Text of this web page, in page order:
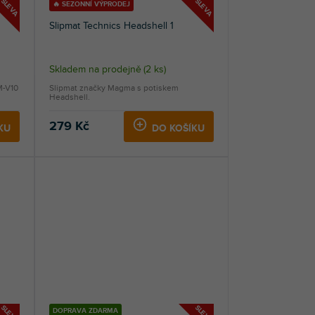
V10
SLEVA
🔥 SEZONNÍ VÝPRODEJ
Slipmat Technics Headshell 1
Skladem na prodejně (2 ks)
279 Kč DO KOŠÍKU
Slipmat značky Magma s potiskem
Headshell.
DOPRAVA ZDARMA